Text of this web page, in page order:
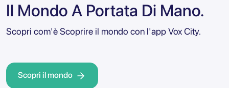
Il Mondo A Portata Di Mano.
Scopri com'è Scoprire il mondo con l'app Vox City.
Scopri il mondo